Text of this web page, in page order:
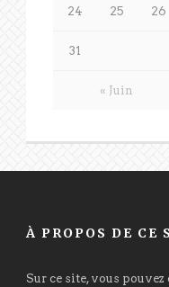
« Juin
24 25 26
31
À PROPOS DE CE
Sur ce site, vous